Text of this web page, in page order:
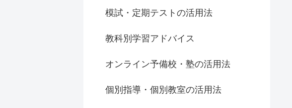
模試・定期テストの活用法
教科別学習アドバイス
オンライン予備校・塾の活用法
個別指導・個別教室の活用法